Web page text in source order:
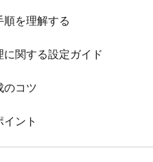
を理解する
関する設定ガイド
のコツ
ント